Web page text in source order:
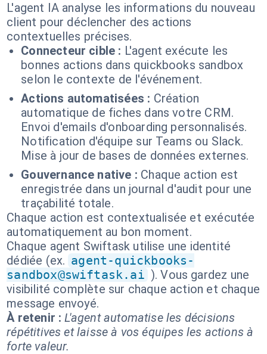
L'agent IA analyse les informations du nouveau
client pour déclencher des actions
contextuelles précises.
Connecteur cible : L'agent exécute les
bonnes actions dans quickbooks sandbox
selon le contexte de l'événement.
Actions automatisées : Création
automatique de fiches dans votre CRM.
Envoi d'emails d'onboarding personnalisés.
Notification d'équipe sur Teams ou Slack.
Mise à jour de bases de données externes.
Gouvernance native : Chaque action est
enregistrée dans un journal d'audit pour une
traçabilité totale.
Chaque action est contextualisée et exécutée
automatiquement au bon moment.
Chaque agent Swiftask utilise une identité
dédiée (ex. agent-quickbooks-
sandbox@swiftask.ai ). Vous gardez une
visibilité complète sur chaque action et chaque
message envoyé.
À retenir : L'agent automatise les décisions
répétitives et laisse à vos équipes les actions à
forte valeur.